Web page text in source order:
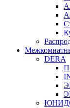
DERA